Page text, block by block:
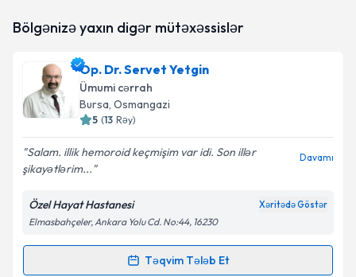
tələbi yaradın. Bu mütəxəssisdən randevu ala
məlumatlandırılacaqsınız.
E-poçt Ünvanınız
Şəxsi məlumatlarımın emal edilməsinə dair
məlumatlarımın göstərilən çərçivədə emal
edilməsinə razılıq verirəm.
Təqvim Tələbini Göndər
Bölgənizə yaxın digər mütəxəssislər
Op. Dr. Servet Yetgin
Ümumi cərrah
Bursa, Osmangazi
5 (13 Rəy)
Salam. illik hemoroid keçmişim var idi. Son illər
şikayətlərim...
Davamı
Özel Hayat Hastanesi Xəritədə Göstər
Elmasbahçeler, Ankara Yolu Cd. No:44, 16230
Təqvim Tələb Et
Randevu Təqvimi Tələbi